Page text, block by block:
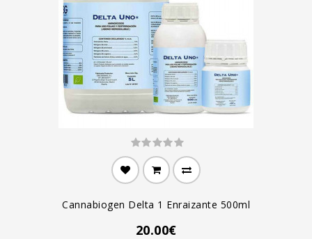
Cannabiogen Delta 1 Enraizante 500ml
20.00€